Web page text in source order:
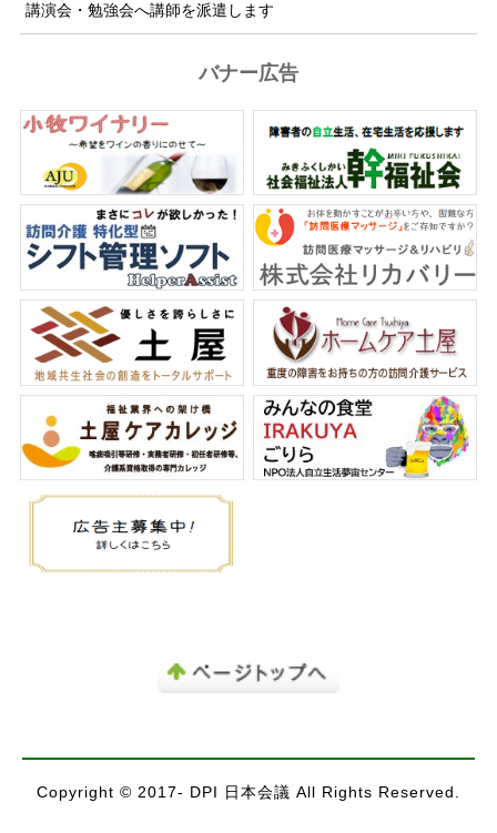
講演会・勉強会へ講師を派遣します
バナー広告
Copyright © 2017- DPI 日本会議 All Rights Reserved.